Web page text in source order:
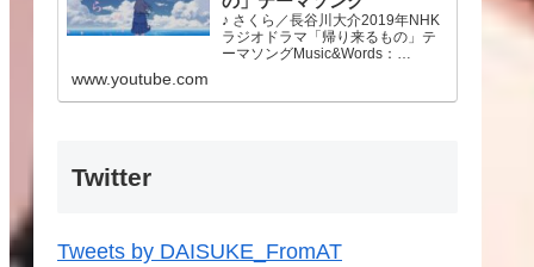
♪ さくら／長谷川大介2019年NHK
ラジオドラマ「帰り来るもの」テ
ーマソングMusic&Words：
あの時のことを忘れず今できるこ
www.youtube.com
Twitter
Tweets by DAISUKE_FromAT